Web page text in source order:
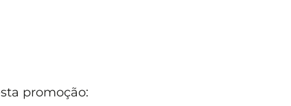
promoção: